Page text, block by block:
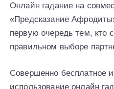
Онлайн гадание на
«Предсказание
первую очередь тем, кто
правильном выборе
Совершенно бесплатное
использование онлайн